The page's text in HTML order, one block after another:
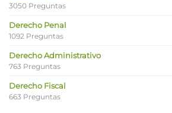
3050 Preguntas
Derecho Penal
1092 Preguntas
Derecho Administrativo
763 Preguntas
Derecho Fiscal
663 Preguntas